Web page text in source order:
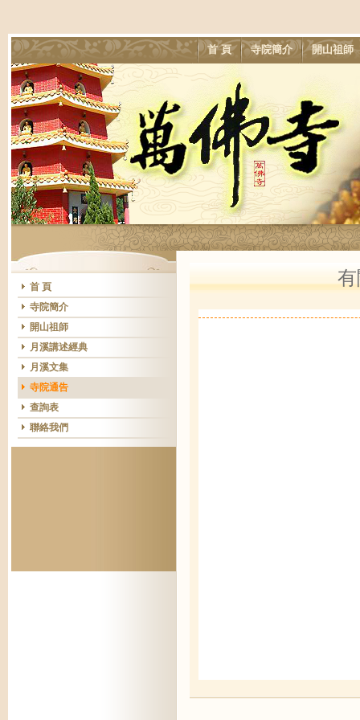
首 頁 寺院簡介 開山祖師
首 頁
寺院簡介
開山祖師
月溪講述經典
月溪文集
寺院通告
查詢表
聯絡我們